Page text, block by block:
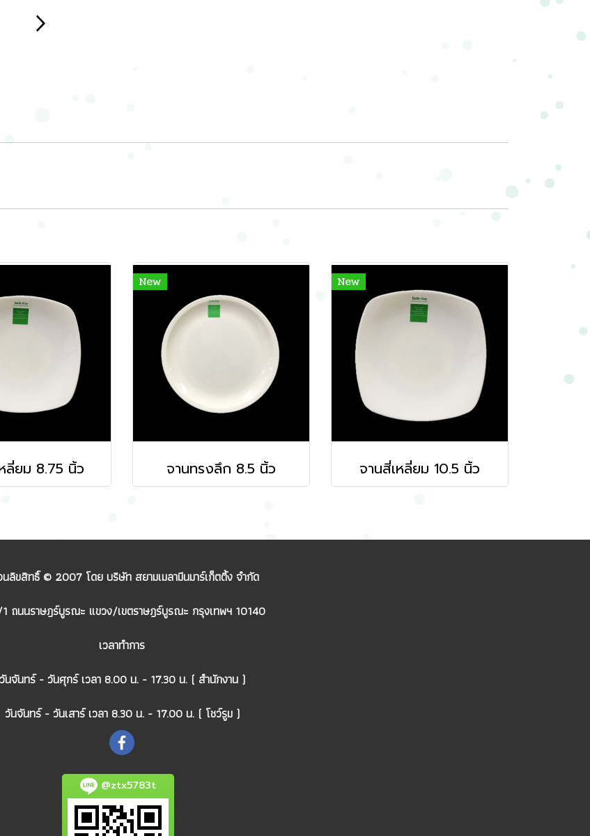
ลี่ยม 8.75 นิ้ว
New
จานทรงลึก 8.5 นิ้ว
New
จานสี่เหลี่ยม 10.5 นิ้ว
ลิขสิทธิ์ © 2007 โดย บริษัท สยามเมลามีนมาร์เก็ตติ้ง จำกัด
ถนนราษฎร์บูรณะ แขวง/เขตราษฎร์บูรณะ กรุงเทพฯ 10140
เวลาทำการ
วันจันทร์ - วันศุกร์ เวลา 8.00 น. - 17.30 น. ( สำนักงาน )
วันจันทร์ - วันเสาร์ เวลา 8.30 น. - 17.00 น. ( โชว์รูม )
@ztx5783t